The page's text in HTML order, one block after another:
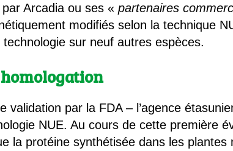
Arcadia ou ses «partenaires
modifiés selon la technique
sur neuf autres espèces.
par la FDA – l’agence
NUE. Au cours de cette première
la protéine synthétisée dans les plantes